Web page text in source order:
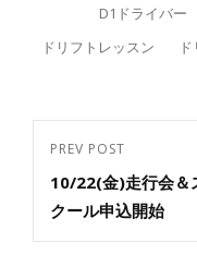
Tags,
D1ドライバー
ドリフトレッスン
投
稿
ナ
ビ
Previous
Post
PREV POST
10/22(金)走行会＆
クール申込開始